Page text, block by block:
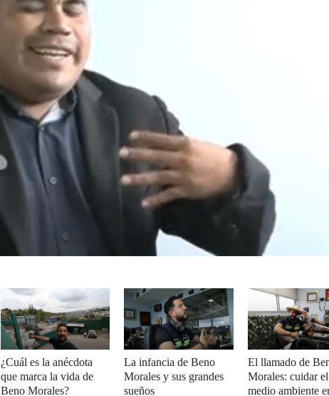
¿Cuál es la anécdota
que marca la vida de
Beno Morales?
La infancia de Beno
Morales y sus grandes
sueños
El llamado de
Morales: cuidar el
medio ambiente